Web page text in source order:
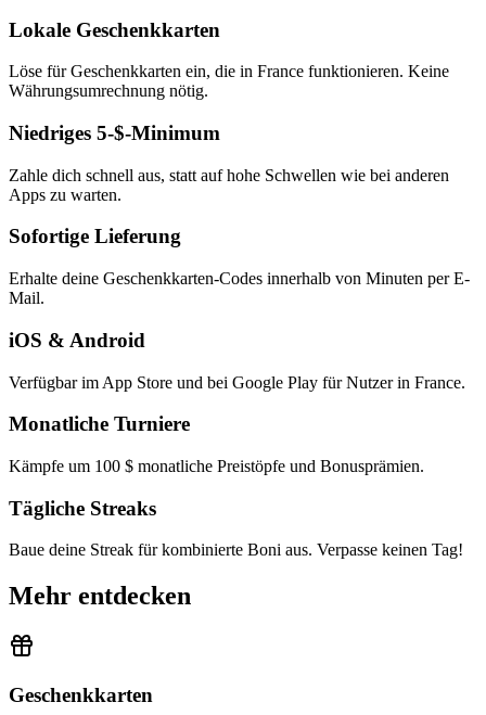
Lokale Geschenkkarten
Löse für Geschenkkarten ein, die in France funktionieren. Keine
Währungsumrechnung nötig.
Niedriges 5-$-Minimum
Zahle dich schnell aus, statt auf hohe Schwellen wie bei anderen
Apps zu warten.
Sofortige Lieferung
Erhalte deine Geschenkkarten-Codes innerhalb von Minuten per E-
Mail.
iOS & Android
Verfügbar im App Store und bei Google Play für Nutzer in France.
Monatliche Turniere
Kämpfe um 100 $ monatliche Preistöpfe und Bonusprämien.
Tägliche Streaks
Baue deine Streak für kombinierte Boni aus. Verpasse keinen Tag!
Mehr entdecken
Geschenkkarten